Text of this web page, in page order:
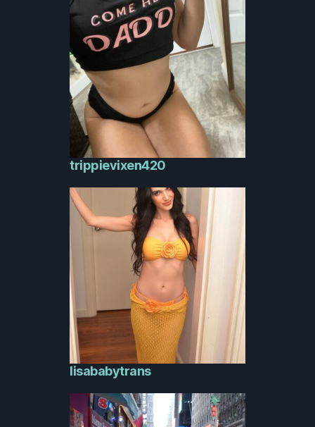
trippievixen420
lisababytrans